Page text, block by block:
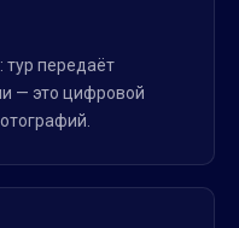
тур передаёт
— это цифровой